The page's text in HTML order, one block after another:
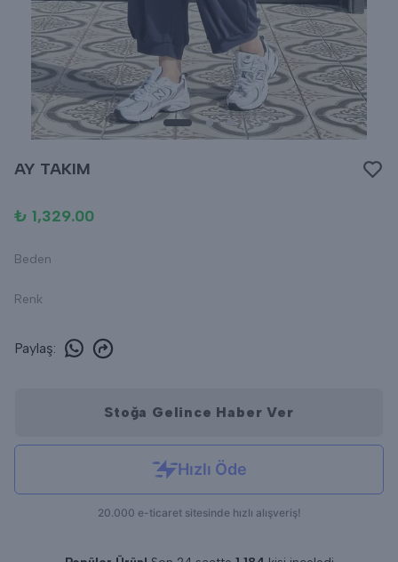
AY TAKIM
₺ 1,329.00
Beden
Renk
Paylaş:
Stoğa Gelince Haber Ver